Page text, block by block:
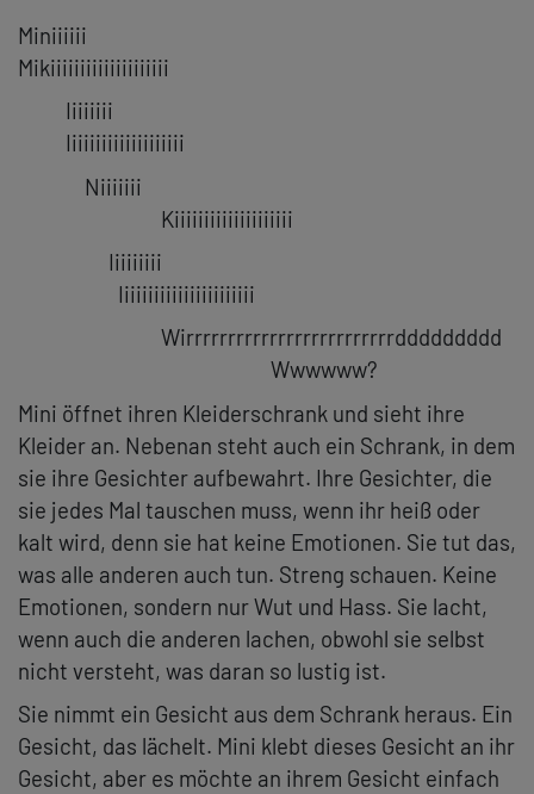
Miniiiiii
Mikiiiiiiiiiiiiiiiiiiii
Iiiiiiii
Iiiiiiiiiiiiiiiiiiii
Niiiiiii
Kiiiiiiiiiiiiiiiiiiii
Iiiiiiiii
Iiiiiiiiiiiiiiiiiiiiiii
Wirrrrrrrrrrrrrrrrrrrrrrrrrddddddddd
Wwwwww?
Mini öffnet ihren Kleiderschrank und sieht ihre
Kleider an. Nebenan steht auch ein Schrank, in dem
sie ihre Gesichter aufbewahrt. Ihre Gesichter, die
sie jedes Mal tauschen muss, wenn ihr heiß oder
kalt wird, denn sie hat keine Emotionen. Sie tut das,
was alle anderen auch tun. Streng schauen. Keine
Emotionen, sondern nur Wut und Hass. Sie lacht,
wenn auch die anderen lachen, obwohl sie selbst
nicht versteht, was daran so lustig ist.
Sie nimmt ein Gesicht aus dem Schrank heraus. Ein
Gesicht, das lächelt. Mini klebt dieses Gesicht an ihr
Gesicht, aber es möchte an ihrem Gesicht einfach